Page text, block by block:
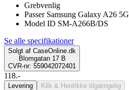
Grebvenlig
Passer Samsung Galaxy A26 5G
Model ID SM-A266B/DS
Se alle specifikationer
Solgt af CaseOnline.dk
Blomgatan 17 B
CVR-nr: 559042072401
118.-
Levering Klik & Hent Ikke tilgængelig